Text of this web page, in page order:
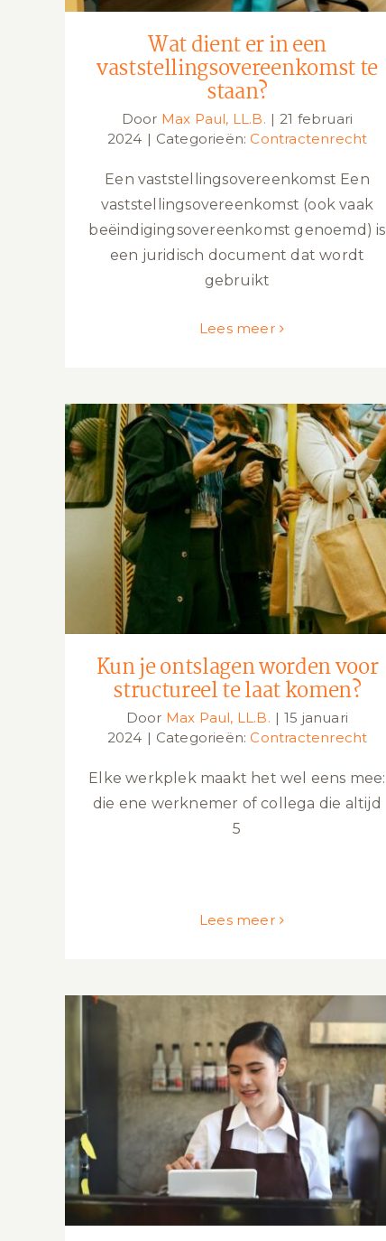
Wat dient er in een
vaststellingsovereenkomst te
staan?
Door Max Paul, LL.B. | 21 februari
2024 | Categorieën: Contractenrecht
Een vaststellingsovereenkomst Een
vaststellingsovereenkomst (ook vaak
beëindigingsovereenkomst genoemd) is
een juridisch document dat wordt
gebruikt
Lees meer
Kun je ontslagen worden voor
structureel te laat komen?
Kun je ontslagen worden voor
structureel te laat komen?
Door Max Paul, LL.B. | 15 januari
2024 | Categorieën: Contractenrecht
Elke werkplek maakt het wel eens mee:
die ene werknemer of collega die altijd
5
Lees meer
Is een mondelinge overeenkomst
rechtsgeldig?